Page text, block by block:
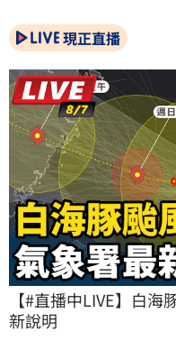
現正直播
【#直播中LIVE】白
新說明